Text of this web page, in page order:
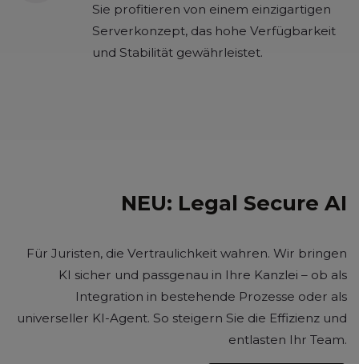
Sie profitieren von einem einzigartigen
Serverkonzept, das hohe Verfügbarkeit
und Stabilität gewährleistet.
NEU: Legal Secure AI
Für Juristen, die Vertraulichkeit wahren. Wir bringen
KI sicher und passgenau in Ihre Kanzlei – ob als
Integration in bestehende Prozesse oder als
universeller KI-Agent. So steigern Sie die Effizienz und
entlasten Ihr Team.